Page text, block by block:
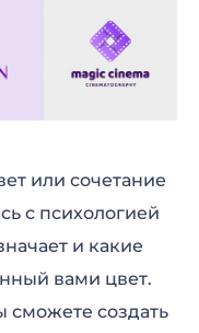
или сочетание
с психологией
и какие
вами цвет.
создать